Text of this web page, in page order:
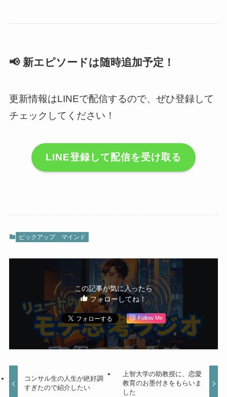
📢 新エピソードは随時追加予定！
更新情報はLINEで配信するので、ぜひ登録して
チェックしてください！
LINE登録して配信を受け取る
ピックアップ マインド
この記事が気に入ったら
フォローしてね！
Follow Me
コンサル生の人生が絶好調
すぎたので紹介したい
上智大学の助教授に、恋愛
教育のお墨付きをもらいま
した